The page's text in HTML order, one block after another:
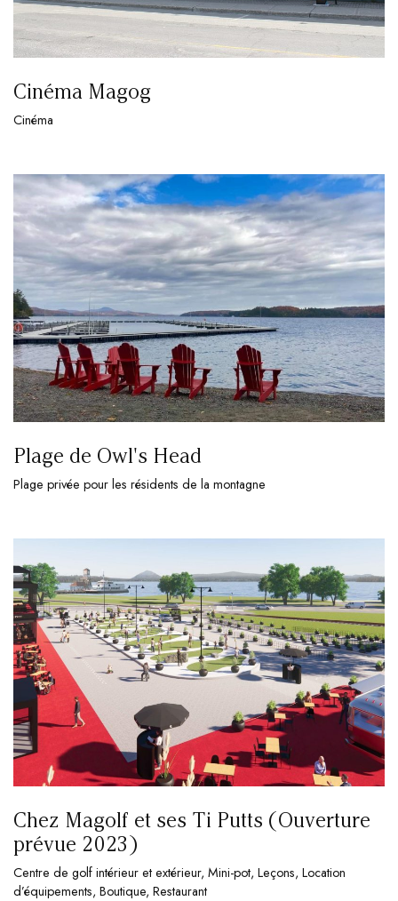
Cinéma Magog
Cinéma
Plage de Owl's Head
Plage privée pour les résidents de la montagne
Chez Magolf et ses Ti Putts (Ouverture
prévue 2023)
Centre de golf intérieur et extérieur, Mini-pot, Leçons, Location
d’équipements, Boutique, Restaurant